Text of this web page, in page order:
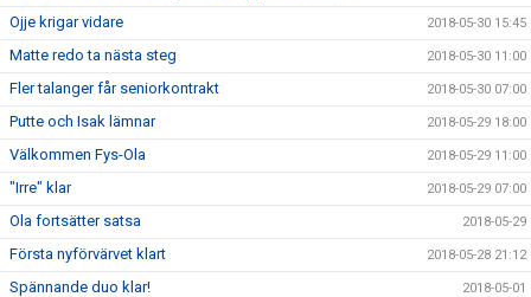
Ojje krigar vidare 2018-05-30 15:45
Matte redo ta nästa steg 2018-05-30 11:00
Fler talanger får seniorkontrakt 2018-05-30 07:00
Putte och Isak lämnar 2018-05-29 18:00
Välkommen Fys-Ola 2018-05-29 11:00
"Irre" klar 2018-05-29 07:00
Ola fortsätter satsa 2018-05-29
Första nyförvärvet klart 2018-05-28 21:12
Spännande duo klar! 2018-05-01